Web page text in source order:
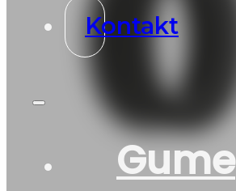
Kontakt
Gume